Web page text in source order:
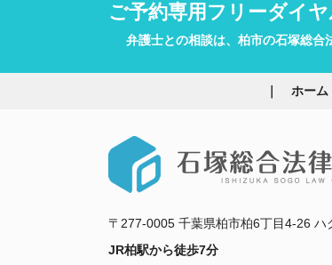
ご予約専用フリーダイ
弁護士との相談は、柏市の石塚総合
ホーム
〒277-0005 千葉県柏市柏6丁目4-26 ハ
JR柏駅から徒歩7分